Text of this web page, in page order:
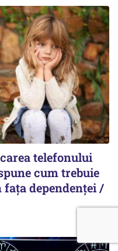
telefonului
cum trebuie
dependenței /